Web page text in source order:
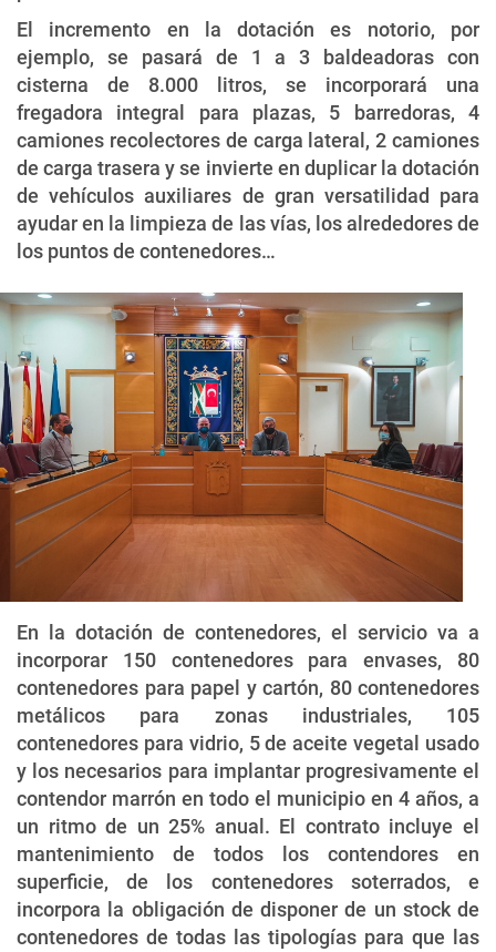
El incremento en la dotación es notorio, por
ejemplo, se pasará de 1 a 3 baldeadoras con
cisterna de 8.000 litros, se incorporará una
fregadora integral para plazas, 5 barredoras, 4
camiones recolectores de carga lateral, 2 camiones
de carga trasera y se invierte en duplicar la dotación
de vehículos auxiliares de gran versatilidad para
ayudar en la limpieza de las vías, los alrededores de
los puntos de contenedores…
En la dotación de contenedores, el servicio va a
incorporar 150 contenedores para envases, 80
contenedores para papel y cartón, 80 contenedores
metálicos para zonas industriales, 105
contenedores para vidrio, 5 de aceite vegetal usado
y los necesarios para implantar progresivamente el
contendor marrón en todo el municipio en 4 años, a
un ritmo de un 25% anual. El contrato incluye el
mantenimiento de todos los contendores en
superficie, de los contenedores soterrados, e
incorpora la obligación de disponer de un stock de
contenedores de todas las tipologías para que las